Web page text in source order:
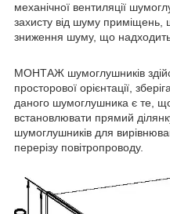
механічної вентиляції
захисту від шуму приміщень,
зниження шуму, що надходить
МОНТАЖ шумоглушників
просторової орієнтації,
даного шумоглушника є те,
встановлювати прямий
шумоглушників для
перерізу повітропроводу.